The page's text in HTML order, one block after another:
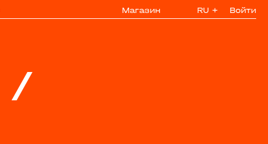
Магазин RU + Войти
/